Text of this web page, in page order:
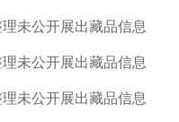
未公开展出藏品信息
未公开展出藏品信息
未公开展出藏品信息